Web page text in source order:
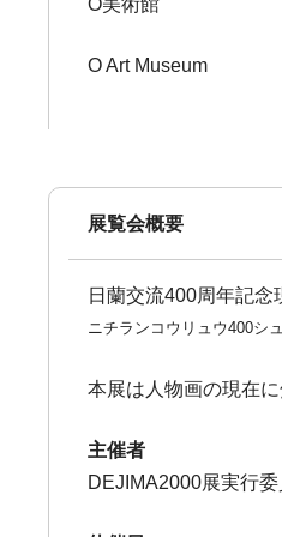
O美術館
O Art Museum
展覧会概要
日蘭交流400周年記念
ニチランコウリュウ400シ
本展は人物画の現在
主催者
DEJIMA2000展実行委